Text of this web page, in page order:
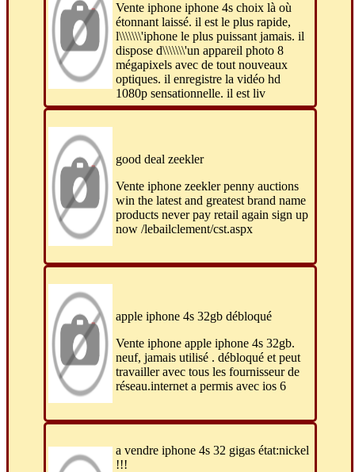
Vente iphone iphone 4s choix là où
étonnant laissé. il est le plus rapide,
l\\\\\\\'iphone le plus puissant jamais. il
dispose d\\\\\\\'un appareil photo 8
mégapixels avec de tout nouveaux
optiques. il enregistre la vidéo hd
1080p sensationnelle. il est liv
good deal zeekler
Vente iphone zeekler penny auctions
win the latest and greatest brand name
products never pay retail again sign up
now /lebailclement/cst.aspx
apple iphone 4s 32gb débloqué
Vente iphone apple iphone 4s 32gb.
neuf, jamais utilisé . débloqué et peut
travailler avec tous les fournisseur de
réseau.internet a permis avec ios 6
a vendre iphone 4s 32 gigas état:nickel
!!!